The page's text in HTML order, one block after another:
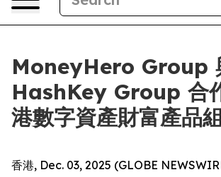
MoneyHero Group
HashKey Group 合
港數字資產財富產品
香港, Dec. 03, 2025 (GLOBE